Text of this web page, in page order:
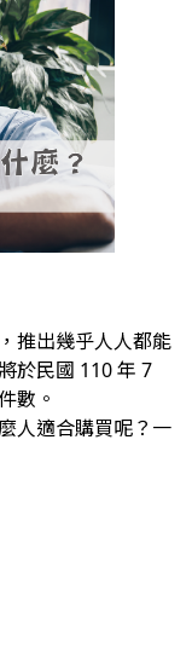
推出幾乎人人都能
於民國 110 年 7
數。
人適合購買呢？一